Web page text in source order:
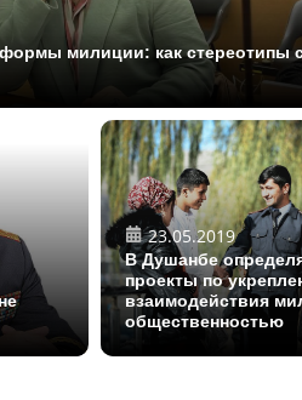
милиции: как стереотипы
23.05.2019
В Душанбе
проекты по
взаимодействия
общественностью